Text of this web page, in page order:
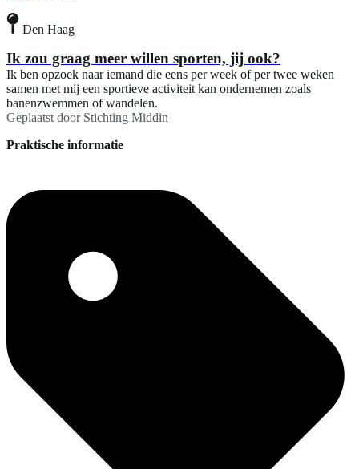
Den Haag
Ik zou graag meer willen sporten, jij ook?
Ik ben opzoek naar iemand die eens per week of per twee weken
samen met mij een sportieve activiteit kan ondernemen zoals
banenzwemmen of wandelen.
Geplaatst door Stichting Middin
Praktische informatie